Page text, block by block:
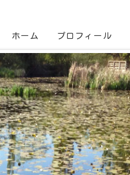
ホーム プロフィール